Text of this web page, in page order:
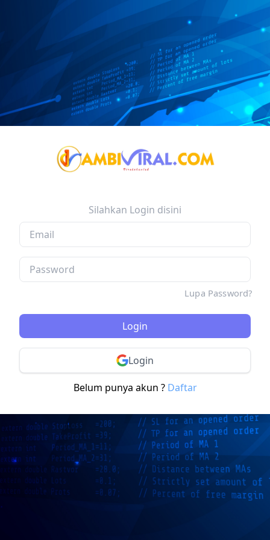
Silahkan Login disini
Lupa Password?
Login
Login
Belum punya akun ? Daftar